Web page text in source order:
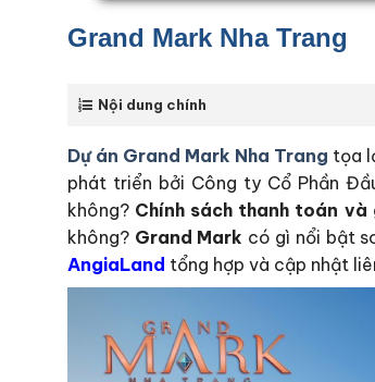
Grand Mark Nha Trang
Nội dung chính
Dự án Grand Mark Nha Trang tọa
phát triển bởi Công ty Cổ Phần
không? Chính sách thanh toán và
không? Grand Mark có gì nổi bật
AngiaLand tổng hợp và cập nhật